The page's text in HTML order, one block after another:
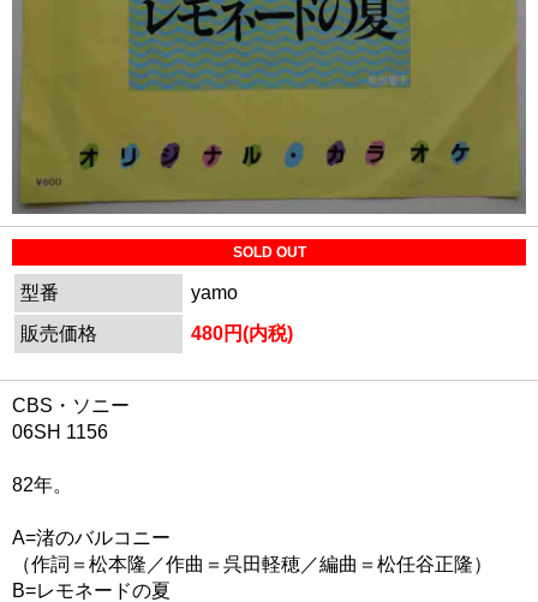
SOLD OUT
型番
yamo
販売価格
480円(内税)
CBS・ソニー
06SH 1156
82年。
A=渚のバルコニー
（作詞＝松本隆／作曲＝呉田軽穂／編曲＝松任谷正隆）
B=レモネードの夏